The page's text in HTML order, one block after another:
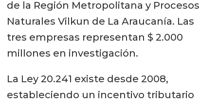
de la Región Metropolitana y Procesos
Naturales Vilkun de La Araucanía. Las
tres empresas representan $ 2.000
millones en investigación.
La Ley 20.241 existe desde 2008,
estableciendo un incentivo tributario